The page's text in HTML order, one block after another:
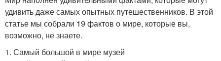
удивить даже самых опытных путешественников. В этой
статье мы собрали 19 фактов о мире, которые вы,
возможно, не знаете.
1. Самый большой в мире музей